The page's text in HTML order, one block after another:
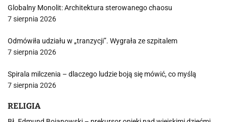
Globalny Monolit: Architektura sterowanego chaosu
7 sierpnia 2026
Odmówiła udziału w „tranzycji”. Wygrała ze szpitalem
7 sierpnia 2026
Spirala milczenia – dlaczego ludzie boją się mówić, co myślą
7 sierpnia 2026
RELIGIA